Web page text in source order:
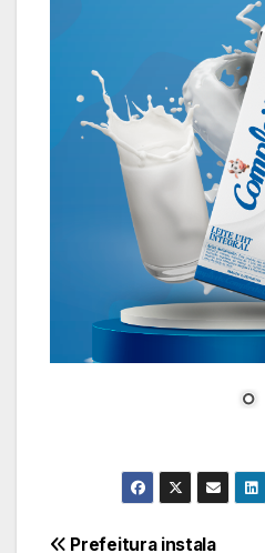
Prefeitura instala